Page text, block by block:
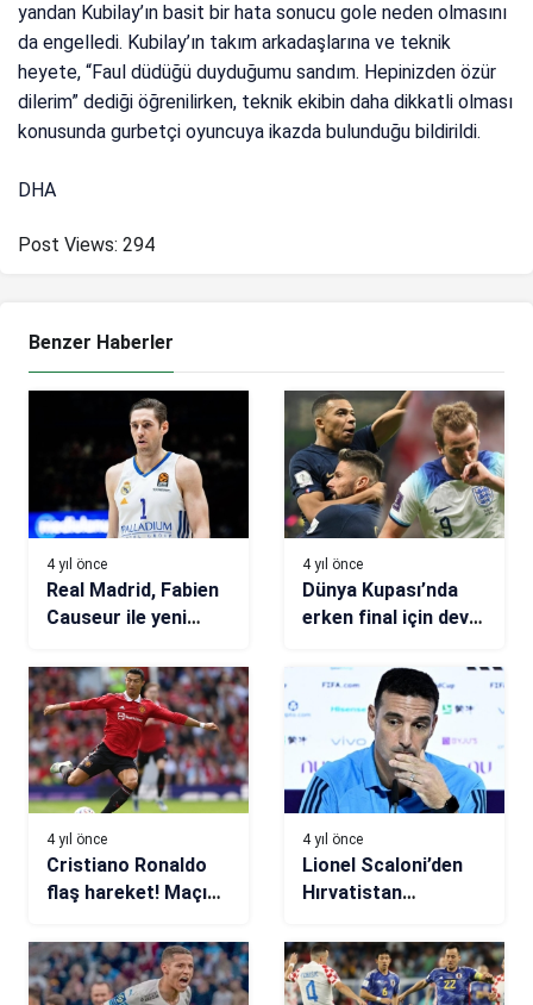
yandan Kubilay’ın basit bir hata sonucu gole neden olmasını
da engelledi. Kubilay’ın takım arkadaşlarına ve teknik
heyete, “Faul düdüğü duyduğumu sandım. Hepinizden özür
dilerim” dediği öğrenilirken, teknik ekibin daha dikkatli olması
konusunda gurbetçi oyuncuya ikazda bulunduğu bildirildi.
DHA
Post Views: 294
Benzer Haberler
4 yıl önce
Real Madrid, Fabien
Causeur ile yeni
4 yıl önce
Dünya Kupası’nda
erken final için dev
4 yıl önce
Cristiano Ronaldo
flaş hareket! Maçın
4 yıl önce
Lionel Scaloni’den
Hırvatistan